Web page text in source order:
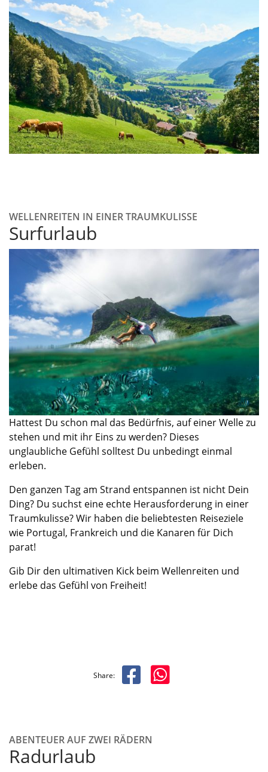
WELLENREITEN IN EINER TRAUMKULISSE
Surfurlaub
Hattest Du schon mal das Bedürfnis, auf einer Welle zu
stehen und mit ihr Eins zu werden? Dieses
unglaubliche Gefühl solltest Du unbedingt einmal
erleben.
Den ganzen Tag am Strand entspannen ist nicht Dein
Ding? Du suchst eine echte Herausforderung in einer
Traumkulisse? Wir haben die beliebtesten Reiseziele
wie Portugal, Frankreich und die Kanaren für Dich
parat!
Gib Dir den ultimativen Kick beim Wellenreiten und
erlebe das Gefühl von Freiheit!
Share:
ABENTEUER AUF ZWEI RÄDERN
Radurlaub